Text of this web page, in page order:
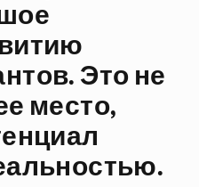
Это не
место,